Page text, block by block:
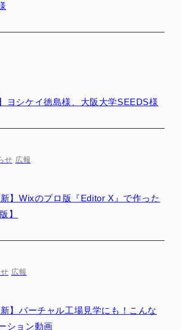
ヨシケイ徳島様、大阪大学SEEDS様
せ 広報
新】Wixのプロ版『Editor X』で作った
】
広報
新】バーチャル工場見学にも！こんな
ション動画